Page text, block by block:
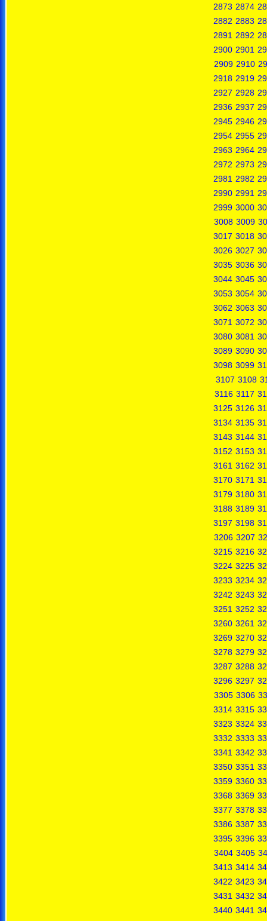
2873 2874
2882 2883
2891 2892
2900 2901
2909 2910
2918 2919
2927 2928
2936 2937
2945 2946
2954 2955
2963 2964
2972 2973
2981 2982
2990 2991
2999 3000
3008 3009
3017 3018
3026 3027
3035 3036
3044 3045
3053 3054
3062 3063
3071 3072
3080 3081
3089 3090
3098 3099
3107 3108
3116 3117
3125 3126
3134 3135
3143 3144
3152 3153
3161 3162
3170 3171
3179 3180
3188 3189
3197 3198
3206 3207
3215 3216
3224 3225
3233 3234
3242 3243
3251 3252
3260 3261
3269 3270
3278 3279
3287 3288
3296 3297
3305 3306
3314 3315
3323 3324
3332 3333
3341 3342
3350 3351
3359 3360
3368 3369
3377 3378
3386 3387
3395 3396
3404 3405
3413 3414
3422 3423
3431 3432
3440 3441